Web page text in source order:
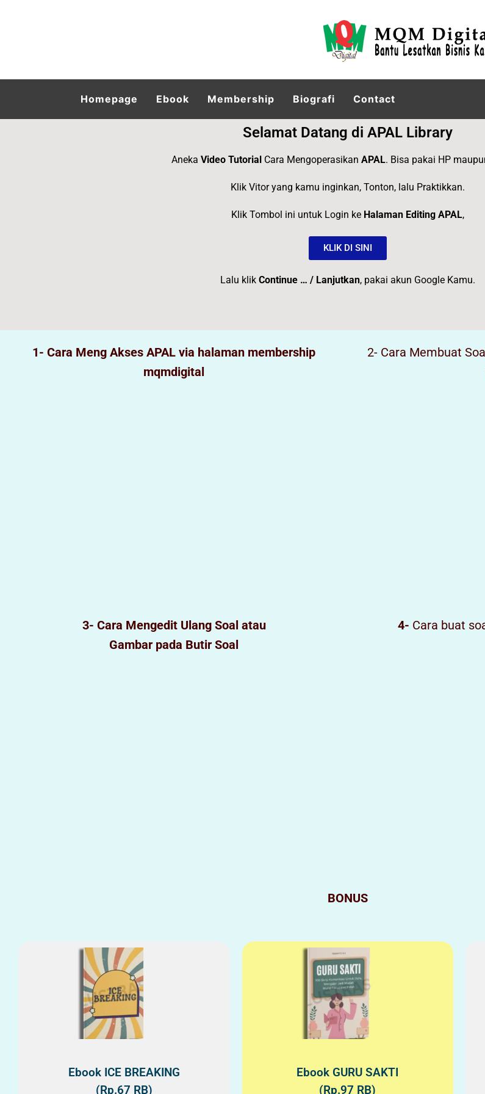
Homepage Ebook Membership Biografi Contact
Selamat Datang di APAL Library
Aneka Video TutorialCara Mengoperasikan APAL. Bisa pakai HP
Klik Vitor yang kamu inginkan, Tonton, lalu Praktikkan.
Klik Tombol ini untuk Login ke Halaman Editing APAL,
KLIK DI SINI
Lalu klik Continue … / Lanjutkan, pakai akun Google Kamu.
1- Cara Meng Akses APAL via halaman membership
mqmdigital
2- Cara Membuat
3- Cara Mengedit Ulang Soal atau
Gambar pada Butir Soal
4- Cara buat
BONUS
Ebook ICE BREAKING
(Rp.67 RB)
Ebook GURU SAKTI
(Rp.97 RB)